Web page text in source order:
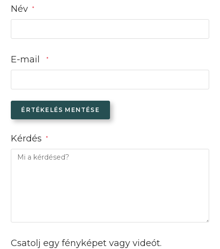
Név *
E-mail *
ÉRTÉKELÉS MENTÉSE
Kérdés *
Csatolj egy fényképet vagy videót.